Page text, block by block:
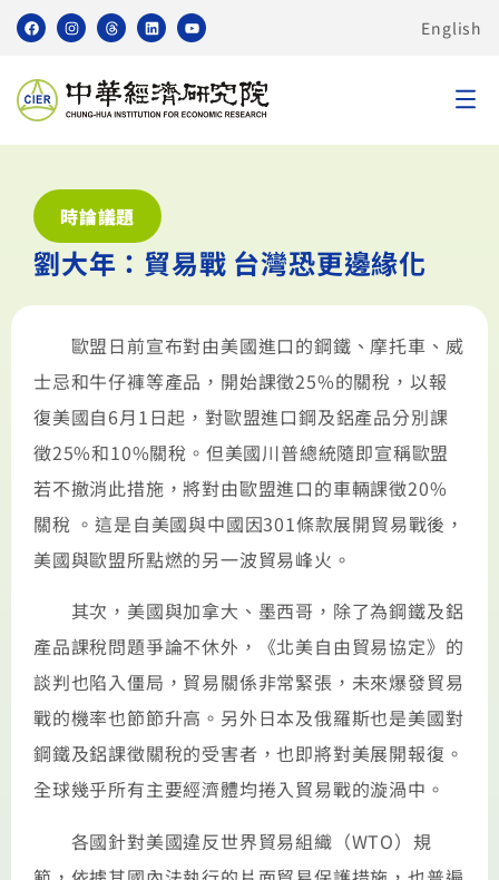
English
時論議題
劉大年：貿易戰 台灣恐更邊緣化
歐盟日前宣布對由美國進口的鋼鐵、摩托車、威
士忌和牛仔褲等產品，開始課徵25%的關稅，以報
復美國自6月1日起，對歐盟進口鋼及鋁產品分別課
徵25%和10%關稅。但美國川普總統隨即宣稱歐盟
若不撤消此措施，將對由歐盟進口的車輛課徵20%
關稅 。這是自美國與中國因301條款展開貿易戰後，
美國與歐盟所點燃的另一波貿易峰火。
其次，美國與加拿大、墨西哥，除了為鋼鐵及鋁
產品課稅問題爭論不休外，《北美自由貿易協定》的
談判也陷入僵局，貿易關係非常緊張，未來爆發貿易
戰的機率也節節升高。另外日本及俄羅斯也是美國對
鋼鐵及鋁課徵關稅的受害者，也即將對美展開報復。
全球幾乎所有主要經濟體均捲入貿易戰的漩渦中。
各國針對美國違反世界貿易組織（WTO）規